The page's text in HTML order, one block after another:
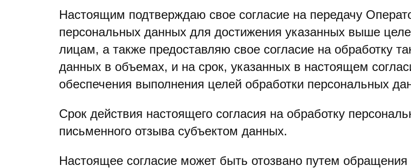
Настоящим подтверждаю свое согласие на передачу
персональных данных для достижения указанных выше
лицам, а также предоставляю свое согласие на обработку
данных в объемах, и на срок, указанных в настоящем
обеспечения выполнения целей обработки персональных
Срок действия настоящего согласия на обработку
письменного отзыва субъектом данных.
Настоящее согласие может быть отозвано путем